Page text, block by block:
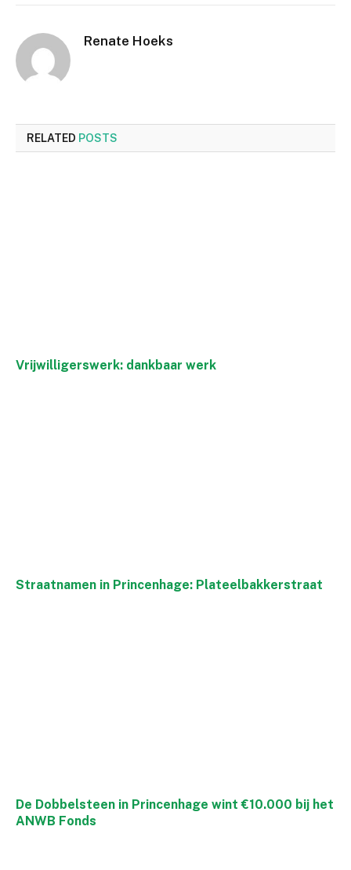
Renate Hoeks
RELATED POSTS
Vrijwilligerswerk: dankbaar werk
Straatnamen in Princenhage: Plateelbakkerstraat
De Dobbelsteen in Princenhage wint €10.000 bij het
ANWB Fonds